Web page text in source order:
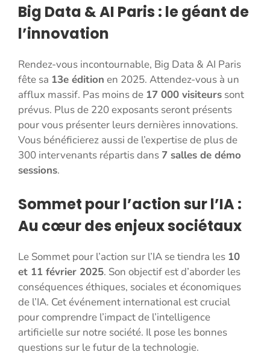
Big Data & AI Paris : le géant de
l’innovation
Rendez-vous incontournable, Big Data & AI Paris
fête sa 13e édition en 2025. Attendez-vous à un
afflux massif. Pas moins de 17 000 visiteurs sont
prévus. Plus de 220 exposants seront présents
pour vous présenter leurs dernières innovations.
Vous bénéficierez aussi de l’expertise de plus de
300 intervenants répartis dans 7 salles de démo
sessions.
Sommet pour l’action sur l’IA :
Au cœur des enjeux sociétaux
Le Sommet pour l’action sur l’IA se tiendra les 10
et 11 février 2025. Son objectif est d’aborder les
conséquences éthiques, sociales et économiques
de l’IA. Cet événement international est crucial
pour comprendre l’impact de l’intelligence
artificielle sur notre société. Il pose les bonnes
questions sur le futur de la technologie.